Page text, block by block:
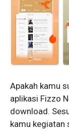
Apakah kamu
aplikasi Fizzo
download.
kamu kegiatan